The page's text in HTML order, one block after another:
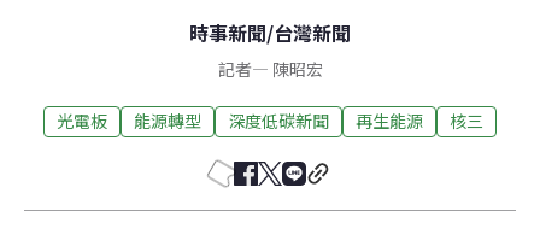
時事新聞/台灣新聞
記者— 陳昭宏
光電板 能源轉型 深度低碳新聞 再生能源 核三